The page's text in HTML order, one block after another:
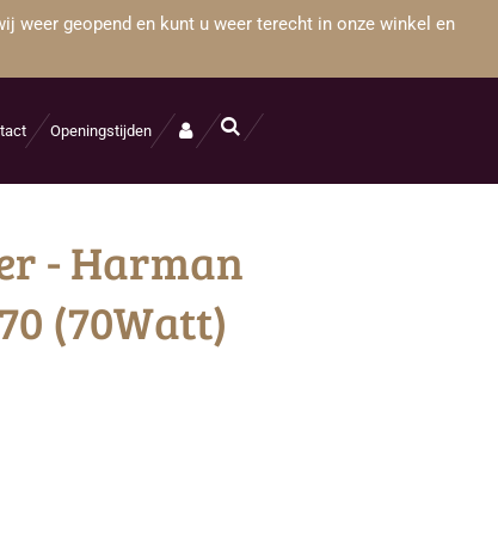
weer geopend en kunt u weer terecht in onze winkel en
Openingstijden
- Harman
(70Watt)